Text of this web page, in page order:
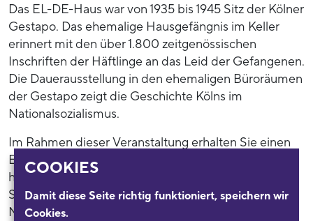
COOKIES
Damit diese Seite richtig funktioniert, speichern wir
Cookies.
Das EL-DE-Haus war von 1935 bis 1945 Sitz der Kölner
Gestapo. Das ehemalige Hausgefängnis im Keller
erinnert mit den über 1.800 zeitgenössischen
Inschriften der Häftlinge an das Leid der Gefangenen.
Die Dauerausstellung in den ehemaligen Büroräumen
der Gestapo zeigt die Geschichte Kölns im
Nationalsozialismus.
Im Rahmen dieser Veranstaltung erhalten Sie einen
Einblick in die Geschichte des Hauses. Darüber
hinaus werden ausgewählte Aspekte der
Stadtgeschichte während der Zeit des
Nationalsozialismus erläutert.